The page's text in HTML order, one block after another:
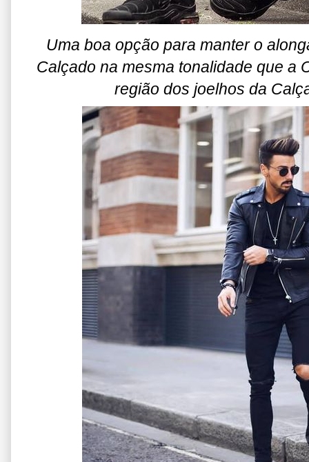
Uma boa opção para manter o
Calçado na mesma tonalidade que a
região dos joelhos da